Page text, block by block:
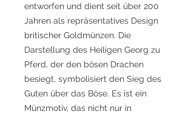
entworfen und dient seit über 200
Jahren als repräsentatives Design
britischer Goldmünzen. Die
Darstellung des Heiligen Georg zu
Pferd, der den bösen Drachen
besiegt, symbolisiert den Sieg des
Guten über das Böse. Es ist ein
Münzmotiv, das nicht nur in